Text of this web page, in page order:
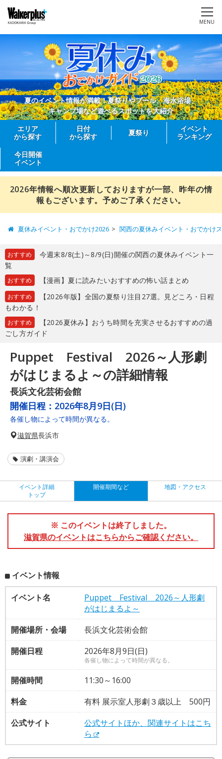
MENU
夏のイベント情報が満載！夏祭りやプール、海水浴場、
キャンプ場など遊べるスポットを大紹介
エリア
から探す
日付
から探す
夏祭り
イベント
ランキング
今日開催
イベント
2026年情報へ順次更新しておりますが一部、昨年の情
報もございます。予めご了承ください。
夏休みイベント・おでかけ2026 関西の夏休みイベント・おでかけ
おすすめ
今週末8/8(土)～8/9(日)開催の関西の夏休みイベント一
覧
おすすめ 【漫画】夏に読みたいおすすめの怖い話まとめ
おすすめ
【2026年版】全国の夏祭り注目27選。見どころ・日程
もわかる！
おすすめ
【2026夏休み】おうち時間を充実させるおすすめの過
ごし方ガイド
Puppet Festival 2026～人形劇
がはじまるよ～の詳細情報
長浜文化芸術会館
開催日程： 2026年8月9日(日)
各催し物によって時間が異なる。
滋賀県長浜市
演劇・講演会
イベント詳細
トップ
開催期間など 地図・アクセス
※ このイベントは終了しました。
滋賀県のイベントはこちらからご確認ください。
イベント情報
イベント名
Puppet Festival 2026～人形劇
がはじまるよ～
開催場所・会場
長浜文化芸術会館
開催日程
2026年8月9日(日)
各催し物によって時間が異なる。
開催時間
11:30～16:00
料金
有料 展示室人形劇３歳以上 500円
公式サイト
公式サイトほか、関連サイトはこち
ら